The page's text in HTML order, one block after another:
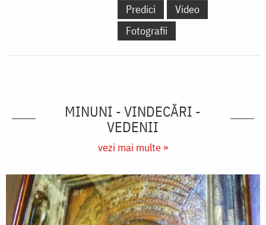
Predici
Video
Fotografii
MINUNI - VINDECĂRI -
VEDENII
vezi mai multe »